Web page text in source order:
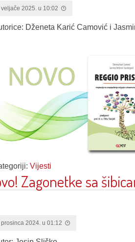
2025. u 10:02
Dženeta Karić Camović i
Vijesti
Zagonetke sa
2024. u 01:12